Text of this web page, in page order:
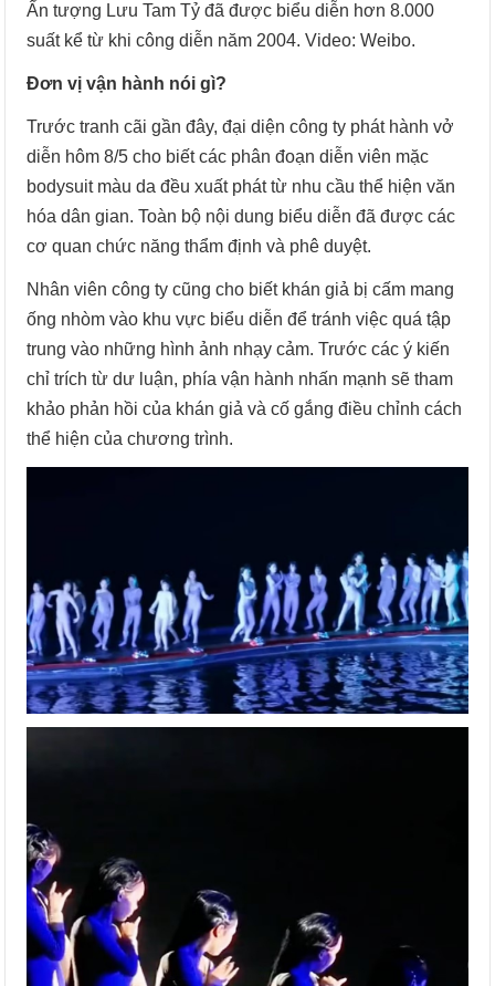
Ấn tượng Lưu Tam Tỷ đã được biểu diễn hơn 8.000
suất kể từ khi công diễn năm 2004. Video: Weibo.
Đơn vị vận hành nói gì?
Trước tranh cãi gần đây, đại diện công ty phát hành vở
diễn hôm 8/5 cho biết các phân đoạn diễn viên mặc
bodysuit màu da đều xuất phát từ nhu cầu thể hiện văn
hóa dân gian. Toàn bộ nội dung biểu diễn đã được các
cơ quan chức năng thẩm định và phê duyệt.
Nhân viên công ty cũng cho biết khán giả bị cấm mang
ống nhòm vào khu vực biểu diễn để tránh việc quá tập
trung vào những hình ảnh nhạy cảm. Trước các ý kiến
chỉ trích từ dư luận, phía vận hành nhấn mạnh sẽ tham
khảo phản hồi của khán giả và cố gắng điều chỉnh cách
thể hiện của chương trình.